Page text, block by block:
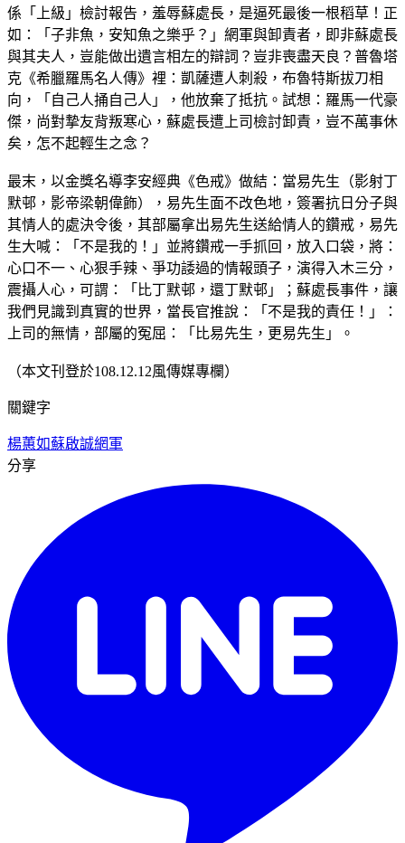
係「上級」檢討報告，羞辱蘇處長，是逼死最後一根稻草！正
如：「子非魚，安知魚之樂乎？」網軍與卸責者，即非蘇處長
與其夫人，豈能做出遺言相左的辯詞？豈非喪盡天良？普魯塔
克《希臘羅馬名人傳》裡：凱薩遭人刺殺，布魯特斯拔刀相
向，「自己人捅自己人」，他放棄了抵抗。試想：羅馬一代豪
傑，尚對摯友背叛寒心，蘇處長遭上司檢討卸責，豈不萬事休
矣，怎不起輕生之念？
最末，以金獎名導李安經典《色戒》做結：當易先生（影射丁
默邨，影帝梁朝偉飾），易先生面不改色地，簽署抗日分子與
其情人的處決令後，其部屬拿出易先生送給情人的鑽戒，易先
生大喊：「不是我的！」並將鑽戒一手抓回，放入口袋，將：
心口不一、心狠手辣、爭功諉過的情報頭子，演得入木三分，
震攝人心，可謂：「比丁默邨，還丁默邨」；蘇處長事件，讓
我們見識到真實的世界，當長官推說：「不是我的責任！」：
上司的無情，部屬的冤屈：「比易先生，更易先生」。
（本文刊登於108.12.12風傳媒專欄）
關鍵字
楊蕙如蘇啟誠網軍
分享